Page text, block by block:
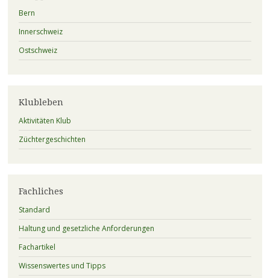
Bern
Innerschweiz
Ostschweiz
Klubleben
Aktivitäten Klub
Züchtergeschichten
Fachliches
Standard
Haltung und gesetzliche Anforderungen
Fachartikel
Wissenswertes und Tipps